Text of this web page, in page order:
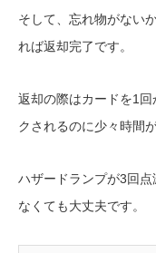
そして、忘れ物がない
れば返却完了です。
返却の際はカードを1
クされるのに少々時間
ハザードランプが3回
なくても大丈夫です。